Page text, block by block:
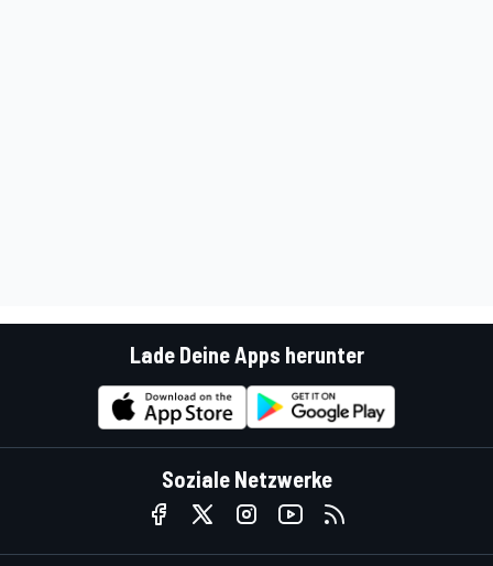
Lade Deine Apps herunter
Soziale Netzwerke